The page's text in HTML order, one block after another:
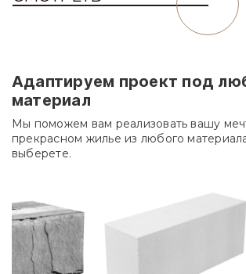
Адаптируем проект под
материал
Мы поможем вам реализовать вашу
прекрасном жилье из любого
выберете.